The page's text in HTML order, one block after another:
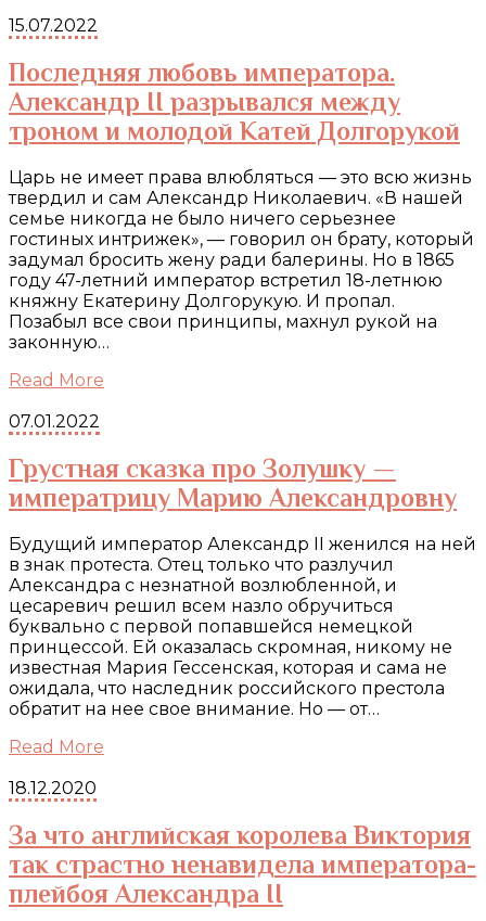
15.07.2022
Последняя любовь императора.
Александр II разрывался между
троном и молодой Катей Долгорукой
Царь не имеет права влюбляться — это всю жизнь
твердил и сам Александр Николаевич. «В нашей
семье никогда не было ничего серьезнее
гостиных интрижек», — говорил он брату, который
задумал бросить жену ради балерины. Но в 1865
году 47-летний император встретил 18-летнюю
княжну Екатерину Долгорукую. И пропал.
Позабыл все свои принципы, махнул рукой на
законную…
Read More
07.01.2022
Грустная сказка про Золушку —
императрицу Марию Александровну
Будущий император Александр II женился на ней
в знак протеста. Отец только что разлучил
Александра с незнатной возлюбленной, и
цесаревич решил всем назло обручиться
буквально с первой попавшейся немецкой
принцессой. Ей оказалась скромная, никому не
известная Мария Гессенская, которая и сама не
ожидала, что наследник российского престола
обратит на нее свое внимание. Но — от…
Read More
18.12.2020
За что английская королева Виктория
так страстно ненавидела императора-
плейбоя Александра II